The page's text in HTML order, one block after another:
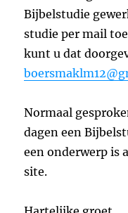
Bijbelstudie
studie per mail
kunt u dat
Normaal
dagen een
een onderwerp is
site.